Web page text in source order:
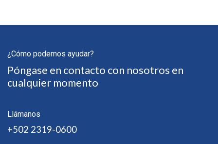
¿Cómo podemos ayudar?
Póngase en contacto con nosotros en
cualquier momento
Llámanos
+502 2319-0600